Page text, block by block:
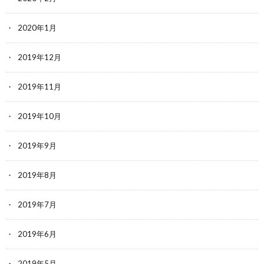
2020年1月
2019年12月
2019年11月
2019年10月
2019年9月
2019年8月
2019年7月
2019年6月